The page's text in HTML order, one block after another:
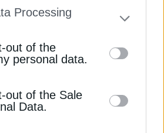
may separately opt-out
parties on the IAB’s list
This
also be disclosed by us to
theIAB’s List of
Processing
out of the
personal data.
out of the Sale
Data.
της Ελλάδας
έργα 200-300MW μέχρι τις